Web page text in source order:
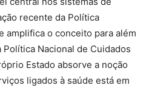
recente da Política
amplifica o conceito para além
Nacional de Cuidados
Estado absorve a noção
ligados à saúde está em